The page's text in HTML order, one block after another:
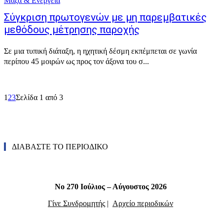
Σύγκριση πρωτογενών με μη παρεμβατικές
μεθόδους μέτρησης παροχής
Σε μια τυπική διάταξη, η ηχητική δέσμη εκπέμπεται σε γωνία
περίπου 45 μοιρών ως προς τον άξονα του σ...
1 23Σελίδα 1 από 3
ΔΙΑΒΑΣΤΕ ΤΟ ΠΕΡΙΟΔΙΚΟ
Νο 270 Ιούλιος – Αύγουστος 2026
Γίνε Συνδρομητής | Αρχείο περιοδικών